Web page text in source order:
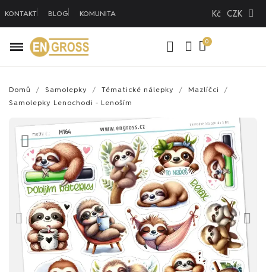
KONTAKT BLOG KOMUNITA Kč CZK
Domů Samolepky Tématické nálepky
Mazlíčci
Samolepky Lenochodi - Lenoším